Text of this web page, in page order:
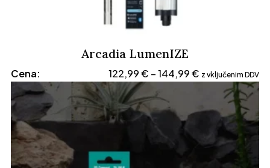
Arcadia LumenIZE
Cena: 122,99€ – 144,99€ Cenovni
razpon:
122,99 €
144,99 €
z vključenim DDV